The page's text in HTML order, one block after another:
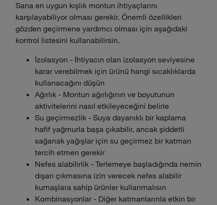
Sana en uygun kışlık montun ihtiyaçlarını
karşılayabiliyor olması gerekir. Önemli özellikleri
gözden geçirmene yardımcı olması için aşağıdaki
kontrol listesini kullanabilirsin.
İzolasyon - İhtiyacın olan izolasyon seviyesine
karar verebilmek için ürünü hangi sıcaklıklarda
kullanacağını düşün
Ağırlık - Montun ağırlığının ve boyutunun
aktivitelerini nasıl etkileyeceğini belirle
Su geçirmezlik - Suya dayanıklı bir kaplama
hafif yağmurla başa çıkabilir, ancak şiddetli
sağanak yağışlar için su geçirmez bir katman
tercih etmen gerekir
Nefes alabilirlik - Terlemeye başladığında nemin
dışarı çıkmasına izin verecek nefes alabilir
kumaşlara sahip ürünler kullanmalısın
Kombinasyonlar - Diğer katmanlarınla etkin bir